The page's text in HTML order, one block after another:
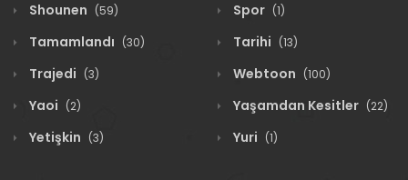
Shounen (59) Spor (1)
Tamamlandı (30) Tarihi (13)
Trajedi (3) Webtoon (100)
Yaoi (2) Yaşamdan Kesitler (22)
Yetişkin (3) Yuri (1)